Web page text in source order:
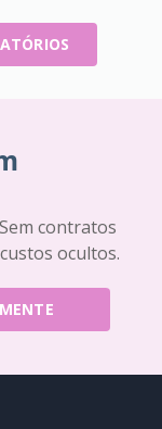
contratos
ocultos.